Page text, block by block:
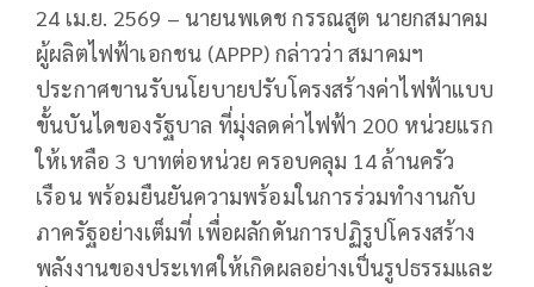
24 เม.ย. 2569 – นายนพเดช กรรณสูต นายกสมาคม
ผู้ผลิตไฟฟ้าเอกชน (APPP) กล่าวว่า สมาคมฯ
ประกาศขานรับนโยบายปรับโครงสร้างค่าไฟฟ้าแบบ
ขั้นบันไดของรัฐบาล ที่มุ่งลดค่าไฟฟ้า 200 หน่วยแรก
ให้เหลือ 3 บาทต่อหน่วย ครอบคลุม 14 ล้านครัว
เรือน พร้อมยืนยันความพร้อมในการร่วมทำงานกับ
ภาครัฐอย่างเต็มที่ เพื่อผลักดันการปฏิรูปโครงสร้าง
พลังงานของประเทศให้เกิดผลอย่างเป็นรูปธรรมและ